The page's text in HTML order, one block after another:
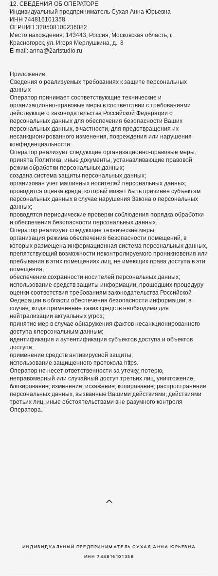
12. СВЕДЕНИЯ ОБ ОПЕРАТОРЕ
Индивидуальный предприниматель Сухая Анна Юрьевна
ИНН 744816101358
ОГРНИП 320508100236082
Место нахождения: 143443, Россия, Московская область, г.
Красногорск, ул. Игоря Мерлушкина, д. 8
E-mail: anna@2artstudio.ru
Приложение.
Сведения о реализуемых требованиях к защите персональных
данных
Оператор принимает соответствующие технические и
организационно-правовые меры в соответствии с требованиями
действующего законодательства Российской Федерации о
персональных данных для обеспечения безопасности Ваших
персональных данных, в частности, для предотвращения их
несанкционированного изменения, повреждения или нарушения
конфиденциальности.
Оператор реализует следующие организационно-правовые меры:
принята Политика, иные документы, устанавливающие правовой
режим обработки персональных данных;
создана система защиты персональных данных;
организован учет машинных носителей персональных данных;
проводится оценка вреда, который может быть причинен субъектам
персональных данных в случае нарушения Закона о персональных
данных;
проводятся периодические проверки соблюдения порядка обработки
и обеспечения безопасности персональных данных.
Оператор реализует следующие технические меры:
организация режима обеспечения безопасности помещений, в
которых размещена информационная система персональных данных,
препятствующий возможности неконтролируемого проникновения или
пребывания в этих помещениях лиц, не имеющих права доступа в эти
помещения;
обеспечение сохранности носителей персональных данных;
использование средств защиты информации, прошедших процедуру
оценки соответствия требованиям законодательства Российской
Федерации в области обеспечения безопасности информации, в
случае, когда применение таких средств необходимо для
нейтрализации актуальных угроз;
принятие мер в случае обнаружения фактов несанкционированного
доступа к персональным данным;
идентификация и аутентификация субъектов доступа и объектов
доступа;
применение средств антивирусной защиты;
использование защищенного протокола https.
Оператор не несет ответственности за утечку, потерю,
неправомерный или случайный доступ третьих лиц, уничтожение,
блокирование, изменение, искажение, копирование, распространение
персональных данных, вызванные Вашими действиями, действиями
третьих лиц, иные обстоятельствами вне разумного контроля
Оператора.
ИНДИВИДУАЛЬНЫЙ ПРЕДПРИНИМАТЕЛЬ СУХАЯ АННА ЮРЬЕВНА
ИНН 744816101358